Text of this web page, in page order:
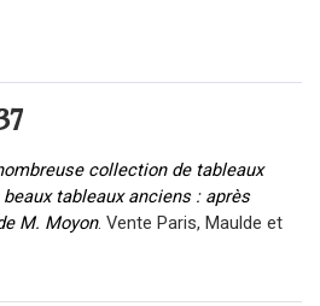
collection de tableaux
tableaux anciens : après
M. Moyon. Vente Paris, Maulde et